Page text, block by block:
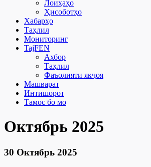
Лоиҳаҳо
Ҳисоботҳо
Хабарҳо
Таҳлил
Мониторинг
TajFEN
Ахбор
Таҳлил
Фаъолияти якҷоя
Машварат
Интишорот
Тамос бо мо
Октябрь 2025
30 Октябрь 2025